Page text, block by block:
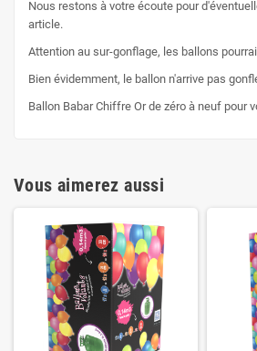
Nous restons à votre écoute pour
article.
Attention au sur-gonflage, les ballons
Bien évidemment, le ballon n'arrive pas
Ballon Babar Chiffre Or de zéro à neuf pour
Vous aimerez aussi